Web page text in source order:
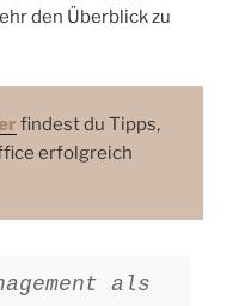
den Überblick zu
findest du Tipps,
erfolgreich
als